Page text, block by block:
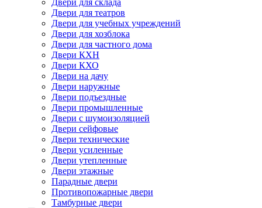
Двери для склада
Двери для театров
Двери для учебных учреждений
Двери для хозблока
Двери для частного дома
Двери КХН
Двери КХО
Двери на дачу
Двери наружные
Двери подъездные
Двери промышленные
Двери с шумоизоляцией
Двери сейфовые
Двери технические
Двери усиленные
Двери утепленные
Двери этажные
Парадные двери
Противопожарные двери
Тамбурные двери